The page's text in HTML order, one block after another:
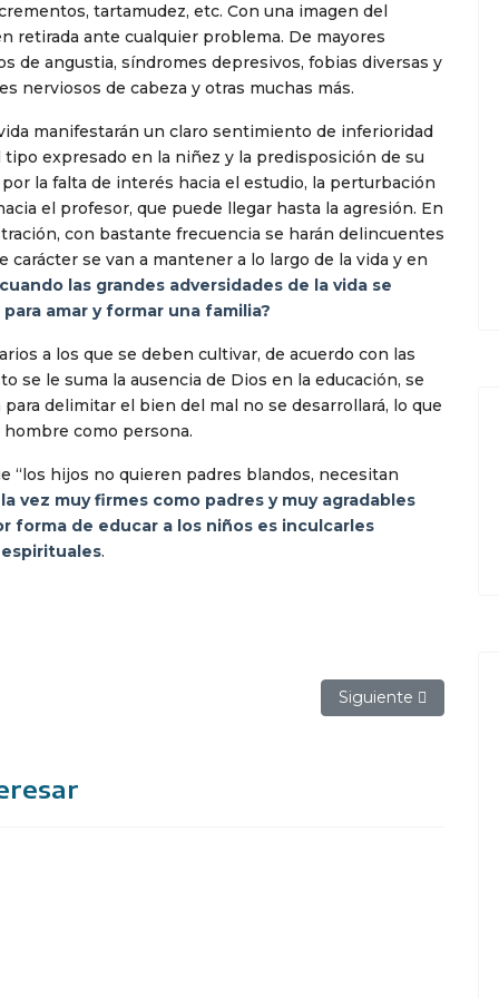
tartamudez, etc. Con una imagen del
retirada ante cualquier problema. De mayores
de angustia, síndromes depresivos, fobias diversas y
nerviosos de cabeza y otras muchas más.
manifestarán un claro sentimiento de inferioridad
expresado en la niñez y la predisposición de su
la falta de interés hacia el estudio, la perturbación
el profesor, que puede llegar hasta la agresión. En
con bastante frecuencia se harán delincuentes
carácter se van a mantener a lo largo de la vida y en
las grandes adversidades de la vida se
amar y formar una familia?
a los que se deben cultivar, de acuerdo con las
se le suma la ausencia de Dios en la educación, se
delimitar el bien del mal no se desarrollará, lo que
como persona.
“los hijos no quieren padres blandos, necesitan
vez muy firmes como padres y muy agradables
forma de educar a los niños es inculcarles
.
Artículo siguiente:
Siguiente